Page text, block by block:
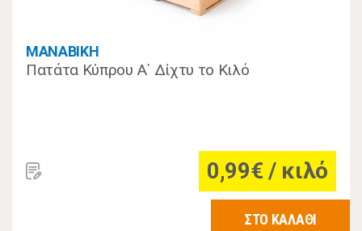
MANABIKH
Πατάτα Κύπρου Α΄ Δίχτυ το Kιλό
0,99€ / κιλό
ΣΤΟ ΚΑΛΑΘΙ